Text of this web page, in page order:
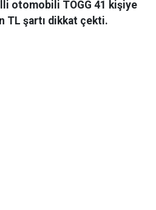
otomobili TOGG 41 kişiye
TL şartı dikkat çekti.